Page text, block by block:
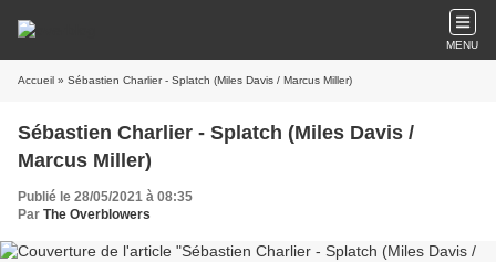
MENU
Accueil » Sébastien Charlier - Splatch (Miles Davis / Marcus Miller)
Sébastien Charlier - Splatch (Miles Davis /
Marcus Miller)
Publié le 28/05/2021 à 08:35
Par The Overblowers